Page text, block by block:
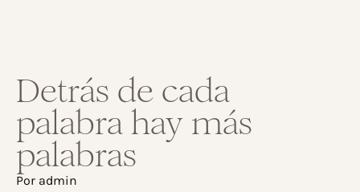
Detrás de cada
palabra hay más
palabras
Por admin